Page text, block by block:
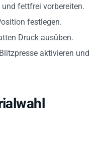
und fettfrei vorbereiten.
festlegen.
Druck ausüben.
aktivieren und